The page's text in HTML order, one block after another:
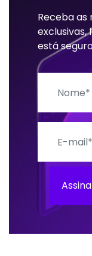
Receba as
exclusivas,
está